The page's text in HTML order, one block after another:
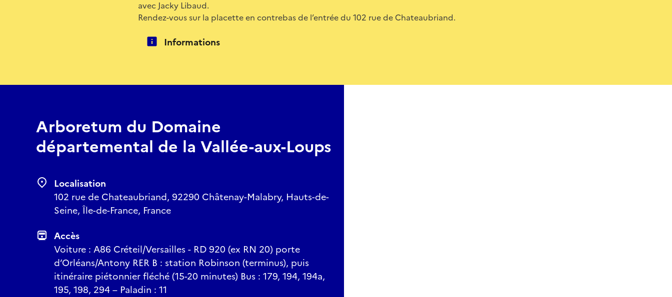
avec Jacky Libaud.
Rendez-vous sur la placette en contrebas de l’entrée du 102 rue de Chateaubriand.
Informations
Arboretum du Domaine
départemental de la Vallée-aux-Loups
Localisation
102 rue de Chateaubriand, 92290 Châtenay-Malabry, Hauts-de-
Seine, Île-de-France, France
Accès
Voiture : A86 Créteil/Versailles - RD 920 (ex RN 20) porte
d’Orléans/Antony RER B : station Robinson (terminus), puis
itinéraire piétonnier fléché (15-20 minutes) Bus : 179, 194, 194a,
195, 198, 294 – Paladin : 11